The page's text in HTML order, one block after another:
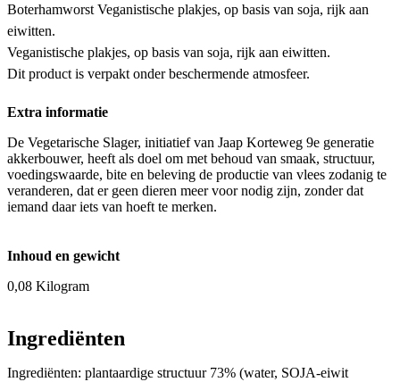
Boterhamworst Veganistische plakjes, op basis van soja, rijk aan
eiwitten.
Veganistische plakjes, op basis van soja, rijk aan eiwitten.
Dit product is verpakt onder beschermende atmosfeer.
Extra informatie
De Vegetarische Slager, initiatief van Jaap Korteweg 9e generatie
akkerbouwer, heeft als doel om met behoud van smaak, structuur,
voedingswaarde, bite en beleving de productie van vlees zodanig te
veranderen, dat er geen dieren meer voor nodig zijn, zonder dat
iemand daar iets van hoeft te merken.
Inhoud en gewicht
0,08 Kilogram
Ingrediënten
Ingrediënten: plantaardige structuur 73% (water, SOJA-eiwit